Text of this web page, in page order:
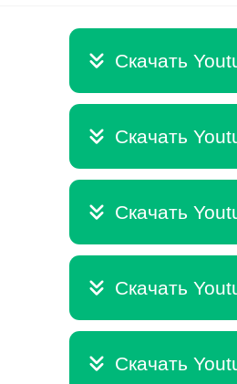
Скачать
Скачать
Скачать
Скачать
Скачать